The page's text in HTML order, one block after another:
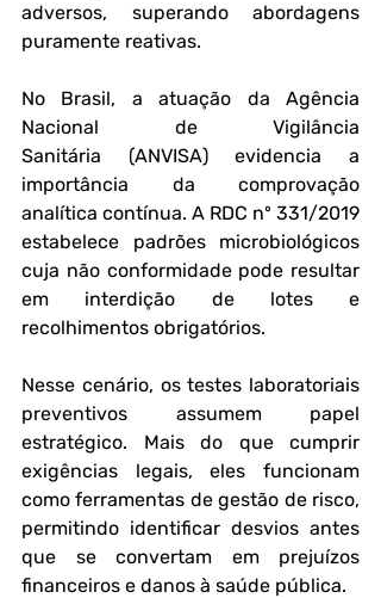
adversos, superando abordagens
puramente reativas.
No Brasil, a atuação da Agência
Nacional de Vigilância
Sanitária (ANVISA) evidencia a
importância da comprovação
analítica contínua. A RDC nº 331/2019
estabelece padrões microbiológicos
cuja não conformidade pode resultar
em interdição de lotes e
recolhimentos obrigatórios.
Nesse cenário, os testes laboratoriais
preventivos assumem papel
estratégico. Mais do que cumprir
exigências legais, eles funcionam
como ferramentas de gestão de risco,
permitindo identificar desvios antes
que se convertam em prejuízos
financeiros e danos à saúde pública.